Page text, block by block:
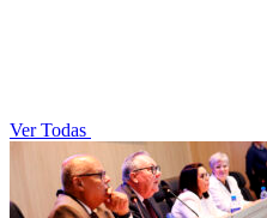
Ver Todas